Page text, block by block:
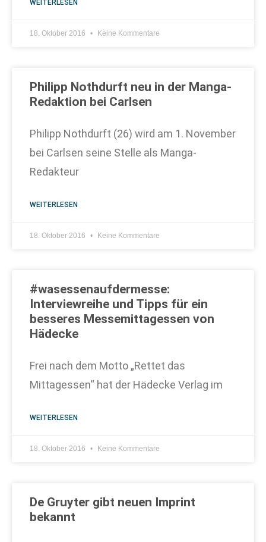
WEITERLESEN
18. Oktober 2016 Keine Kommentare
Philipp Nothdurft neu in der Manga-
Redaktion bei Carlsen
Philipp Nothdurft (26) wird am 1. November
bei Carlsen seine Stelle als Manga-
Redakteur
WEITERLESEN
18. Oktober 2016 Keine Kommentare
#wasessenaufdermesse:
Interviewreihe und Tipps für ein
besseres Messemittagessen von
Hädecke
Frei nach dem Motto „Rettet das
Mittagessen“ hat der Hädecke Verlag im
WEITERLESEN
18. Oktober 2016 Keine Kommentare
De Gruyter gibt neuen Imprint
bekannt